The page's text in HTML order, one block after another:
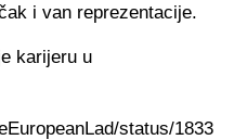
i van reprezentacije.
karijeru u
status/1833